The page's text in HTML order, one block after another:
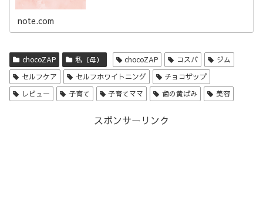
note.com
chocoZAP 私（母） chocoZAP コスパ
ジム
セルフケア
セルフホワイトニング
チョコザップ
レビュー
子育て 子育てママ 歯の黄ばみ 美容
スポンサーリンク